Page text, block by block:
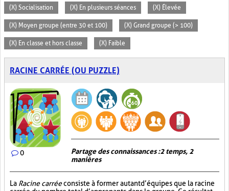
(X) Socialisation (X) En plusieurs séances (X) Élevée
(X) Moyen groupe (entre 30 et 100) (X) Grand groupe (> 100)
(X) En classe et hors classe (X) Faible
RACINE CARRÉE (OU PUZZLE)
0
Partage des connaissances : 2 temps, 2
manières
La Racine carréeconsiste à former autant d’équipes que la racine